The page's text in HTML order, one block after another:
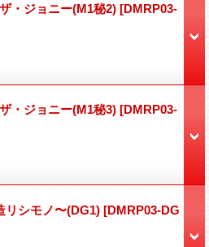
・ジョニー(M1秘2) [DMRP03-
・ジョニー(M1秘3) [DMRP03-
リシモノ〜(DG1) [DMRP03-DG